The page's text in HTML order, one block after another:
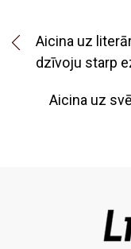
Aicina uz
dzīvoju starp
Aicina uz